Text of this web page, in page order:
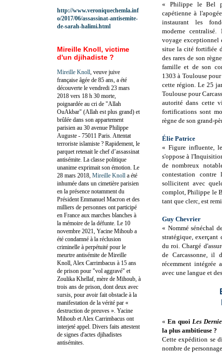
« Philippe le Bel
capétienne à
instaurant les
moderne
voyage exceptionnel
situe la cité fortifiée
des rares de son
famille et de son
1303 à Toulouse
cette région. Le 25
Toulouse pour
autorité dans cette
fortifications sont
règne de son grand-
Élie Patrice
« Figure influente,
s'oppose à
de nombreux
contestation
sollicitent avec
complot, Philippe le
tant que clerc, est
Guy Chevrier
« Nommé sénéchal
stratégique,
du roi. Chargé
de Carcassonne, il
récemment intégrée
avec une langue et
«En quoiLes
la plus ambitieuse ?
Cette expédition se
nombre de
http://www.veroniquechemla.inf
o/2017/06/assassinat-antisemite-
de-sarah-halimi.html
Mireille Knoll, victime
d'un djihadiste ?
Mireille Knoll , veuve juive
française âgée de 85 ans, a été
découverte le vendredi 23 mars
2018 vers 18 h 30 morte,
poignardée au cri de "Allah
OuAkbar" (Allah est plus grand) et
brûlée dans son appartement
parisien au 30 avenue Philippe
Auguste - 75011 Paris. Attentat
terroriste islamiste ? Rapidement, le
parquet retenait le chef d’assassinat
antisémite. La classe politique
unanime exprimait son émotion. Le
28 mars 2018, Mireille Knoll a été
inhumée dans un cimetière parisien
en la présence notamment du
Président Emmanuel Macron et des
milliers de personnes ont participé
en France aux marches blanches à
la mémoire de la défunte. Le 10
novembre 2021, Yacine Mihoub a
été condamné à la réclusion
criminelle à perpétuité pour le
meurtre antisémite de Mireille
Knoll, Alex Carrimbacus à 15 ans
de prison pour "vol aggravé" et
Zoulika Khellaf, mère de Mihoub, à
trois ans de prison, dont deux avec
sursis, pour avoir fait obstacle à la
manifestation de la vérité par «
destruction de preuves ». Yacine
Mihoub et Alex Carrimbacus ont
interjeté appel. Divers faits attestent
de signes d'actes djihadistes
antisémites.